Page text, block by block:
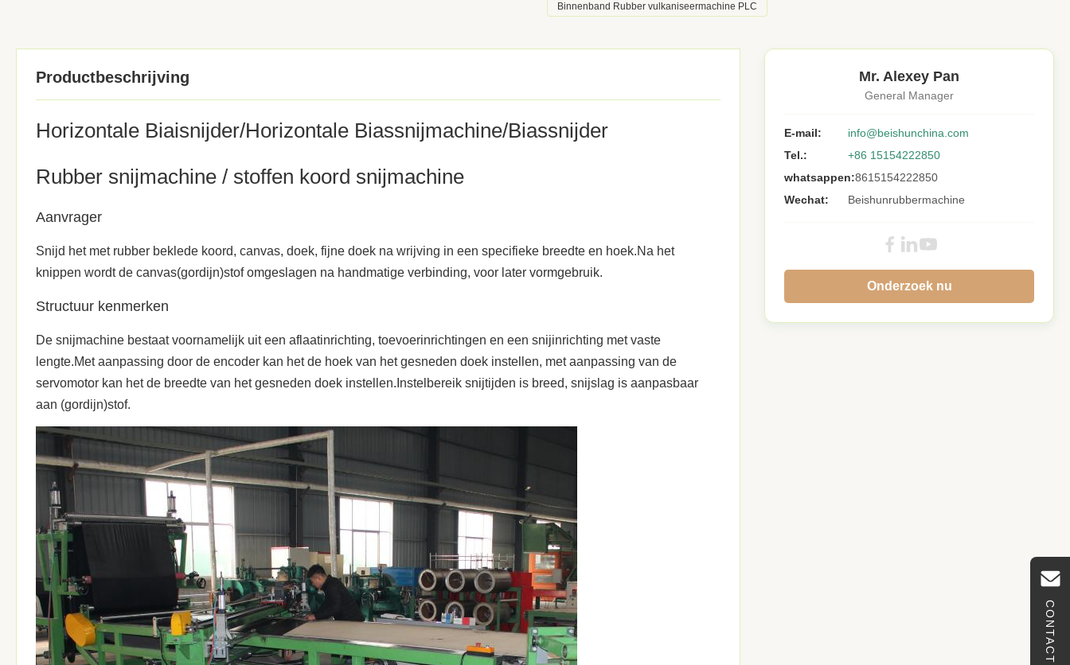
CONTACT
Binnenband Rubber vulkaniseermachine PLC
Productbeschrijving
Horizontale Biaisnijder/Horizontale Biassnijmachine/Biassnijder
Rubber snijmachine / stoffen koord snijmachine
Aanvrager
Snijd het met rubber beklede koord, canvas, doek, fijne doek na wrijving in een specifieke breedte en hoek.Na het
knippen wordt de canvas(gordijn)stof omgeslagen na handmatige verbinding, voor later vormgebruik.
Structuur kenmerken
De snijmachine bestaat voornamelijk uit een aflaatinrichting, toevoerinrichtingen en een snijinrichting met vaste
lengte.Met aanpassing door de encoder kan het de hoek van het gesneden doek instellen, met aanpassing van de
servomotor kan het de breedte van het gesneden doek instellen.Instelbereik snijtijden is breed, snijslag is aanpasbaar
aan (gordijn)stof.
Mr. Alexey Pan
General Manager
E-mail:
info@beishunchina.com
Tel.:
+86 15154222850
whatsappen:8615154222850
Wechat:
Beishunrubbermachine
Onderzoek nu